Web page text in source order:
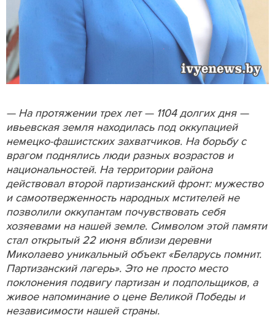
— На протяжении трех лет — 1104 долгих дня —
ивьевская земля находилась под оккупацией
немецко-фашистских захватчиков. На борьбу с
врагом поднялись люди разных возрастов и
национальностей. На территории района
действовал второй партизанский фронт: мужество
и самоотверженность народных мстителей не
позволили оккупантам почувствовать себя
хозяевами на нашей земле. Символом этой памяти
стал открытый 22 июня вблизи деревни
Миколаево уникальный объект «Беларусь помнит.
Партизанский лагерь». Это не просто место
поклонения подвигу партизан и подпольщиков, а
живое напоминание о цене Великой Победы и
независимости нашей страны.